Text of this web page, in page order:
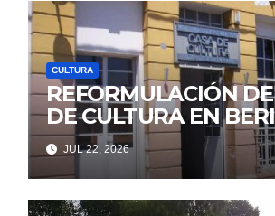
CULTURA
REFORMULACIÓN
DE CULTURA EN
¿Achique a lo Milei?
JUL 22, 2026